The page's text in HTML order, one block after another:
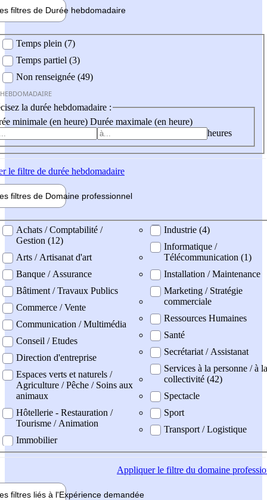
filtres de Durée hebdomadaire
Temps plein (7)
Temps partiel (3)
Non renseignée (49)
la durée hebdomadaire :
minimale (en heure) Durée maximale (en heure)
heures
le filtre de durée hebdomadaire
filtres de Domaine professionnel
professionel
Achats / Comptabilité /
Gestion (12)
Arts / Artisanat d'art
Banque / Assurance
Bâtiment / Travaux Publics
Commerce / Vente
Communication / Multimédia
Conseil / Etudes
Direction d'entreprise
Espaces verts et naturels /
Agriculture / Pêche / Soins aux
animaux
Hôtellerie - Restauration /
Tourisme / Animation
Immobilier
Industrie (4)
Informatique /
Télécommunication (1)
Installation / Maintenance
Marketing / Stratégie
commerciale
Ressources Humaines
Santé
Secrétariat / Assistanat
Services à la personne / à la
collectivité (42)
Spectacle
Sport
Transport / Logistique
Appliquerle filtre du domaine
filtres liés à l'Expérience demandée